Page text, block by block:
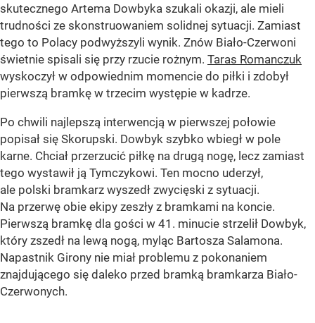
skutecznego Artema Dowbyka szukali okazji, ale mieli
trudności ze skonstruowaniem solidnej sytuacji. Zamiast
tego to Polacy podwyższyli wynik. Znów Biało-Czerwoni
świetnie spisali się przy rzucie rożnym. Taras Romanczuk
wyskoczył w odpowiednim momencie do piłki i zdobył
pierwszą bramkę w trzecim występie w kadrze.
Po chwili najlepszą interwencją w pierwszej połowie
popisał się Skorupski. Dowbyk szybko wbiegł w pole
karne. Chciał przerzucić piłkę na drugą nogę, lecz zamiast
tego wystawił ją Tymczykowi. Ten mocno uderzył,
ale polski bramkarz wyszedł zwycięski z sytuacji.
Na przerwę obie ekipy zeszły z bramkami na koncie.
Pierwszą bramkę dla gości w 41. minucie strzelił Dowbyk,
który zszedł na lewą nogą, myląc Bartosza Salamona.
Napastnik Girony nie miał problemu z pokonaniem
znajdującego się daleko przed bramką bramkarza Biało-
Czerwonych.